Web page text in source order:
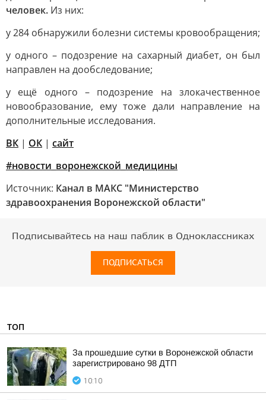
человек. Из них:
у 284 обнаружили болезни системы кровообращения;
у одного – подозрение на сахарный диабет, он был
направлен на дообследование;
у ещё одного – подозрение на злокачественное
новообразование, ему тоже дали направление на
дополнительные исследования.
ВК | ОК | сайт
#новости_воронежской_медицины
Источник: Канал в МАКС "Министерство
здравоохранения Воронежской области"
Подписывайтесь на наш паблик в Одноклассниках
ПОДПИСАТЬСЯ
ТОП
За прошедшие сутки в Воронежской области
зарегистрировано 98 ДТП
10:10